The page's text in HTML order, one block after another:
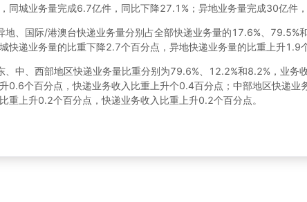
同城业务量完成6.7亿件，同比下降27.1%；异地业务量完成30亿件
地、国际/港澳台快递业务量分别占全部快递业务量的17.6%、
快递业务量的比重下降2.7个百分点，异地快递业务量的比重上升1.9
、中、西部地区快递业务量比重分别为79.6%、12.2%和8.2%，业
0.6个百分点，快递业务收入比重上升个0.4百分点；中部地区快递
重上升0.2个百分点，快递业务收入比重上升0.2个百分点。